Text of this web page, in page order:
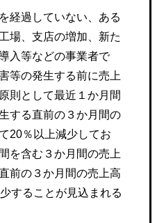
経過していない、ある
場、支店の増加、新た
入等などの事業者で
等の発生する前に売上
則として最近１か月間
する直前の３か月間の
20％以上減少してお
を含む３か月間の売上
前の３か月間の売上高
することが見込まれる